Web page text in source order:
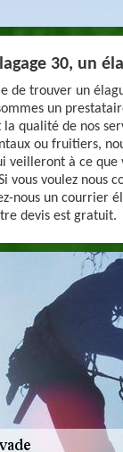
30, un
de trouver un
un
qualité de nos
ou fruitiers,
veilleront à ce
vous voulez nous
nous un courrier
devis est gratuit.